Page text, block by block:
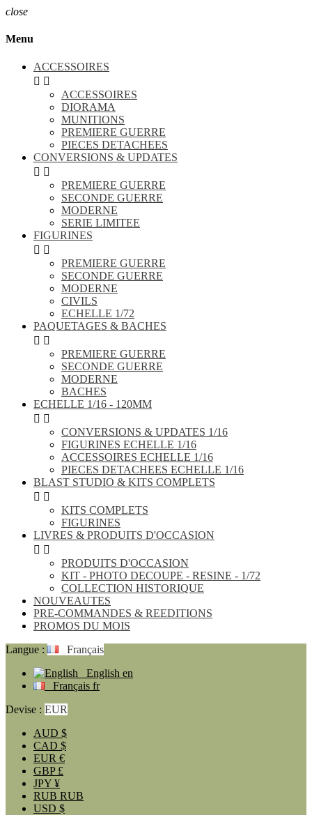
close
Menu
ACCESSOIRES
 
ACCESSOIRES
DIORAMA
MUNITIONS
PREMIERE GUERRE
PIECES DETACHEES
CONVERSIONS & UPDATES
 
PREMIERE GUERRE
SECONDE GUERRE
MODERNE
SERIE LIMITEE
FIGURINES
 
PREMIERE GUERRE
SECONDE GUERRE
MODERNE
CIVILS
ECHELLE 1/72
PAQUETAGES & BACHES
 
PREMIERE GUERRE
SECONDE GUERRE
MODERNE
BACHES
ECHELLE 1/16 - 120MM
 
CONVERSIONS & UPDATES 1/16
FIGURINES ECHELLE 1/16
ACCESSOIRES ECHELLE 1/16
PIECES DETACHEES ECHELLE 1/16
BLAST STUDIO & KITS COMPLETS
 
KITS COMPLETS
FIGURINES
LIVRES & PRODUITS D'OCCASION
 
PRODUITS D'OCCASION
KIT - PHOTO DECOUPE - RESINE - 1/72
COLLECTION HISTORIQUE
NOUVEAUTES
PRE-COMMANDES & REEDITIONS
PROMOS DU MOIS
Langue :
Français
English en
Français fr
Devise : EUR
AUD $
CAD $
EUR €
GBP £
JPY ¥
RUB RUB
USD $